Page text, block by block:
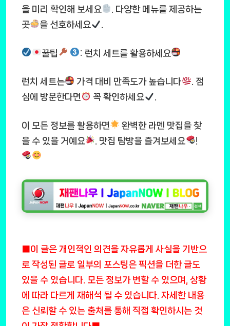
을 미리 확인해 보세요
. 다양한 메뉴를 제공하는
곳
을 선호하세요
꿀팁 : 런치 세트를 활용하세요
런치 세트는 가격 대비 만족도가 높습니다
. 점
심에 방문한다면
꼭 확인하세요
이 모든 정보를 활용하면
완벽한 라멘 맛집을 찾
을 수 있을 거예요
. 맛집 탐방을 즐겨보세요 !
■이 글은 개인적인 의견을 자유롭게 사실을 기반으
로 작성된 글로 일부의 포스팅은 픽션을 더한 글도
있을 수 있습니다. 모든 정보가 변할 수 있으며, 상황
에 따라 다르게 재해석 될 수 있습니다. 자세한 내용
은 신뢰할 수 있는 출처를 통해 직접 확인하시는 것